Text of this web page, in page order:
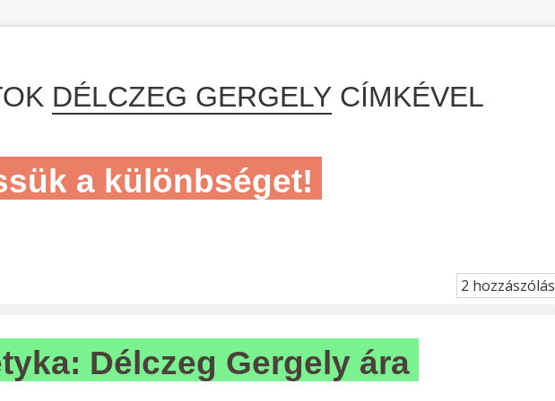
DÉLCZEG GERGELYCÍMKÉVEL
a különbséget!
2 hozzászólás
Délczeg Gergely ára